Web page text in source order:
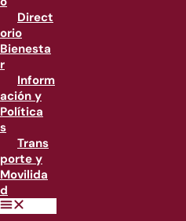
Direct
orio
Bienesta
r
Inform
ación y
Política
s
Trans
porte y
Movilida
d